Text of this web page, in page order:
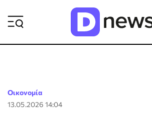
Οικονομία
13.05.2026 14:04